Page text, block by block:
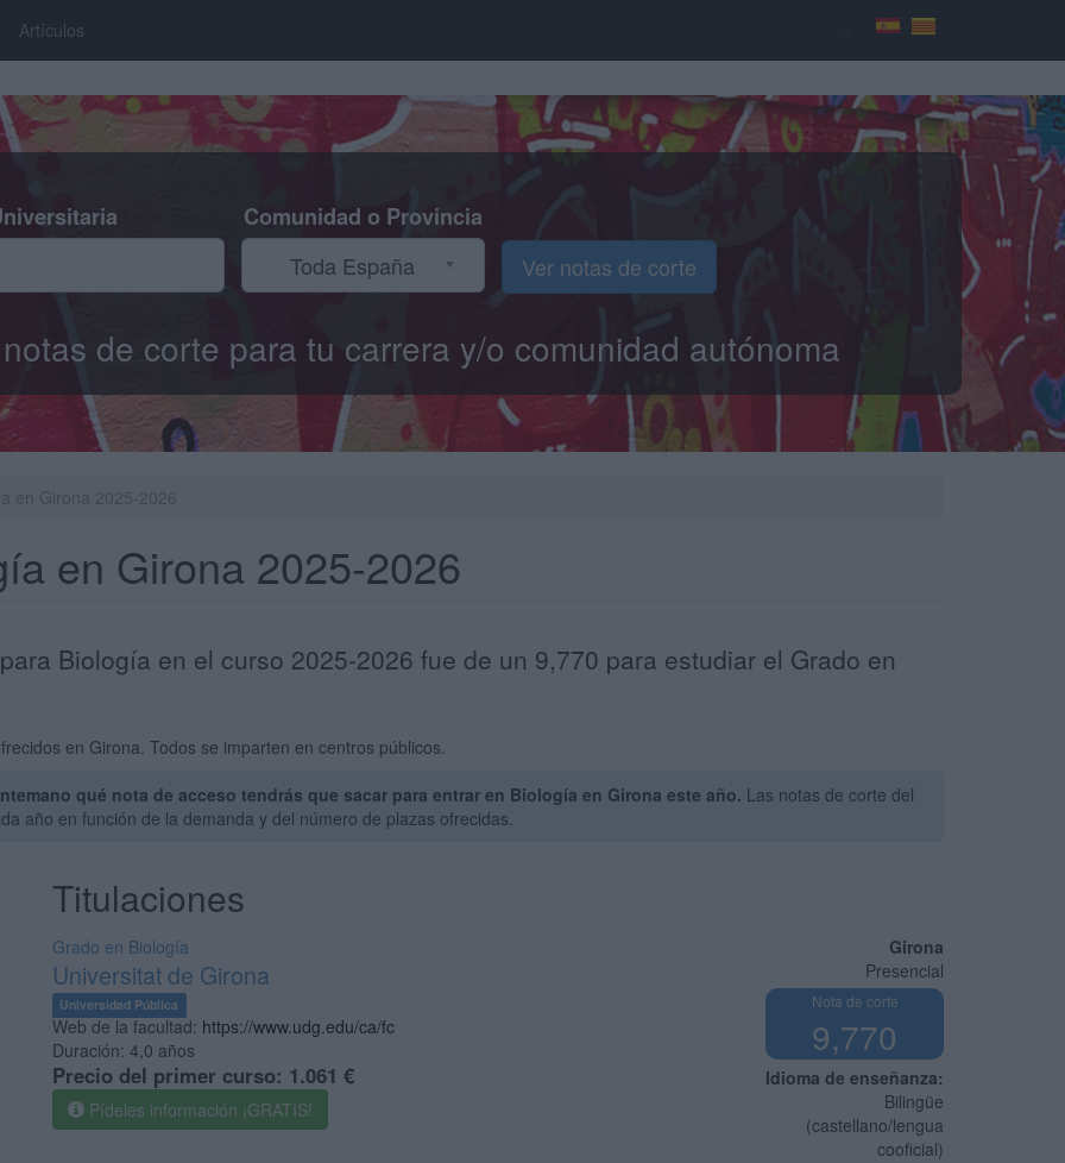
Artículos
Comunidad o Provincia
Toda España
Ver notas de corte
de corte para tu carrera y/o comunidad autónoma
en Girona 2025-2026
Biología en el curso 2025-2026 fue de un 9,770 para estudiar el Grado en
en Girona. Todos se imparten en centros públicos.
qué nota de acceso tendrás que sacar para entrar en Biología en Girona este año. Las notas de corte del
año en función de la demanda y del número de plazas ofrecidas.
Titulaciones
Girona
Presencial
Nota de corte
9,770
Idioma de enseñanza:
Bilingüe
(castellano/lengua
cooficial)
Grado en Biología
Universitat de Girona
Universidad Pública
Web de la facultad: https://www.udg.edu/ca/fc
Duración: 4,0 años
Precio del primer curso: 1.061 €
Pídeles información ¡GRATIS!